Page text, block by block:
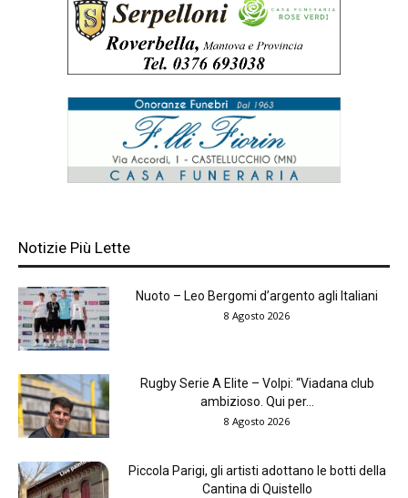
Notizie Più Lette
Nuoto – Leo Bergomi d’argento agli Italiani
8 Agosto 2026
Rugby Serie A Elite – Volpi: “Viadana club
ambizioso. Qui per...
8 Agosto 2026
Piccola Parigi, gli artisti adottano le botti della
Cantina di Quistello